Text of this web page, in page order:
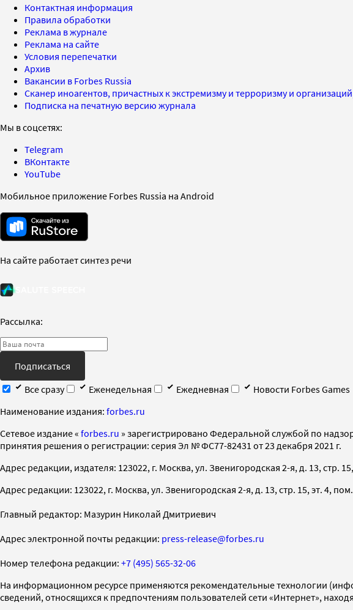
Контактная информация
Правила обработки
Реклама в журнале
Реклама на сайте
Условия перепечатки
Архив
Вакансии в Forbes Russia
Сканер иноагентов, причастных к экстремизму и терроризму и
Подписка на печатную версию журнала
Мы в соцсетях:
Telegram
ВКонтакте
YouTube
Мобильное приложение Forbes Russia на Android
На сайте работает синтез речи
Рассылка:
Подписаться
Все сразу
Еженедельная Ежедневная
Новости Forbes Games
Наименование издания: forbes.ru
Cетевое издание « forbes.ru » зарегистрировано Федеральной службой по
принятия решения о регистрации: серия Эл № ФС77-82431 от 23 декабря 2021 г.
Адрес редакции, издателя: 123022, г. Москва, ул. Звенигородская 2-я, д. 13, стр.
Адрес редакции: 123022, г. Москва, ул. Звенигородская 2-я, д. 13, стр. 15, эт. 4,
Главный редактор: Мазурин Николай Дмитриевич
Адрес электронной почты редакции: press-release@forbes.ru
Номер телефона редакции: +7 (495) 565-32-06
На информационном ресурсе применяются рекомендательные технологии
сведений, относящихся к предпочтениям пользователей сети «Интернет»,